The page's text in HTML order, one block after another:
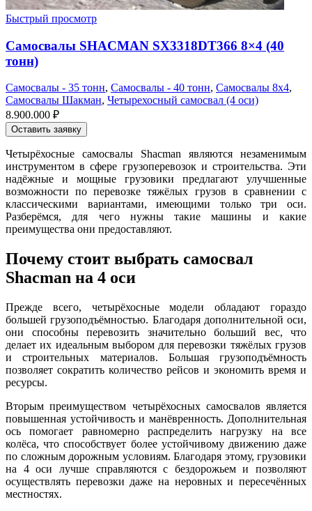
Быстрый просмотр
Самосвалы SHACMAN SX3318DT366 8×4 (40
тонн)
Самосвалы - 35 тонн, Самосвалы - 40 тонн, Самосвалы 8х4,
Самосвалы Шакман, Четырехосный самосвал (4 оси)
8.900.000 ₽
Оставить заявку
Четырёхосные самосвалы Shacman являются незаменимым
инструментом в сфере грузоперевозок и строительства. Эти
надёжные и мощные грузовики предлагают улучшенные
возможности по перевозке тяжёлых грузов в сравнении с
классическими вариантами, имеющими только три оси.
Разберёмся, для чего нужны такие машины и какие
преимущества они предоставляют.
Почему стоит выбрать самосвал
Shacman на 4 оси
Прежде всего, четырёхосные модели обладают гораздо
большей грузоподъёмностью. Благодаря дополнительной оси,
они способны перевозить значительно больший вес, что
делает их идеальным выбором для перевозки тяжёлых грузов
и строительных материалов. Большая грузоподъёмность
позволяет сократить количество рейсов и экономить время и
ресурсы.
Вторым преимуществом четырёхосных самосвалов является
повышенная устойчивость и манёвренность. Дополнительная
ось помогает равномерно распределить нагрузку на все
колёса, что способствует более устойчивому движению даже
по сложным дорожным условиям. Благодаря этому, грузовики
на 4 оси лучше справляются с бездорожьем и позволяют
осуществлять перевозки даже на неровных и пересечённых
местностях.